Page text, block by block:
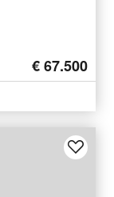
€ 67.500